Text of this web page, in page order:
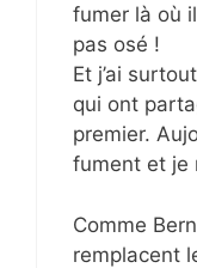
fumer là où
pas osé !
Et j’ai
qui ont
premier.
fument et je
Comme
remplacent